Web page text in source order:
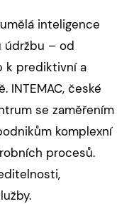
inteligence
údržbu – od
k prediktivní a
INTEMAC, české
se zaměřením
komplexní
procesů.